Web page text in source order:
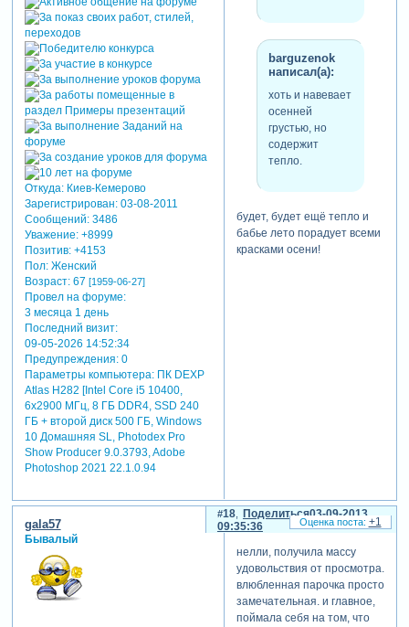
Откуда:Киев-Кемерово
Зарегистрирован: 03-08-2011
Сообщений:3486
Уважение: +8999
Позитив: +4153
Пол:Женский
Возраст:67 [1959-06-27]
Провел на форуме:
3 месяца 1 день
Последний визит:
09-05-2026 14:52:34
Предупреждения:0
Параметры компьютера:ПК DEXP
Atlas H282 [Intel Core i5 10400,
6x2900 МГц, 8 ГБ DDR4, SSD 240
ГБ + второй диск 500 ГБ, Windows
10 Домашняя SL, Photodex Pro
Show Producer 9.0.3793, Adobe
Photoshop 2021 22.1.0.94
barguzenok
написал(а):
хоть и навевает
осенней
грустью, но
содержит
тепло.
будет, будет ещё тепло и
бабье лето порадует всеми
красками осени!
Поделиться
18
03-09-2013
09:35:36
gala57
Бывалый
нелли, получила массу
удовольствия от просмотра.
влюбленная парочка просто
замечательная. и главное,
поймала себя на том, что
+1